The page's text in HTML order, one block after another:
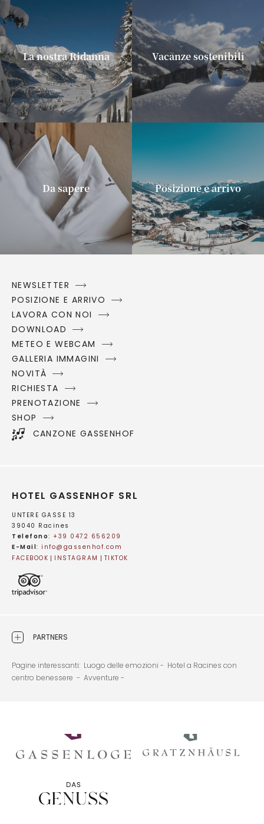
La nostra Ridanna Vacanze sostenibili
Da sapere Posizione e arrivo
NEWSLETTER
POSIZIONE E ARRIVO
LAVORA CON NOI
DOWNLOAD
METEO E WEBCAM
GALLERIA IMMAGINI
NOVITÀ
RICHIESTA
PRENOTAZIONE
SHOP
CANZONE GASSENHOF
HOTEL GASSENHOF SRL
UNTERE GASSE 13
39040 Racines
Telefono: +39 0472 656209
E-Mail: info@ gassenhof.com
FACEBOOK
INSTAGRAM TIKTOK
PARTNERS
Pagine interessanti: Luogo delle emozioni - Hotel a Racines con
centro benessere - Avventure -